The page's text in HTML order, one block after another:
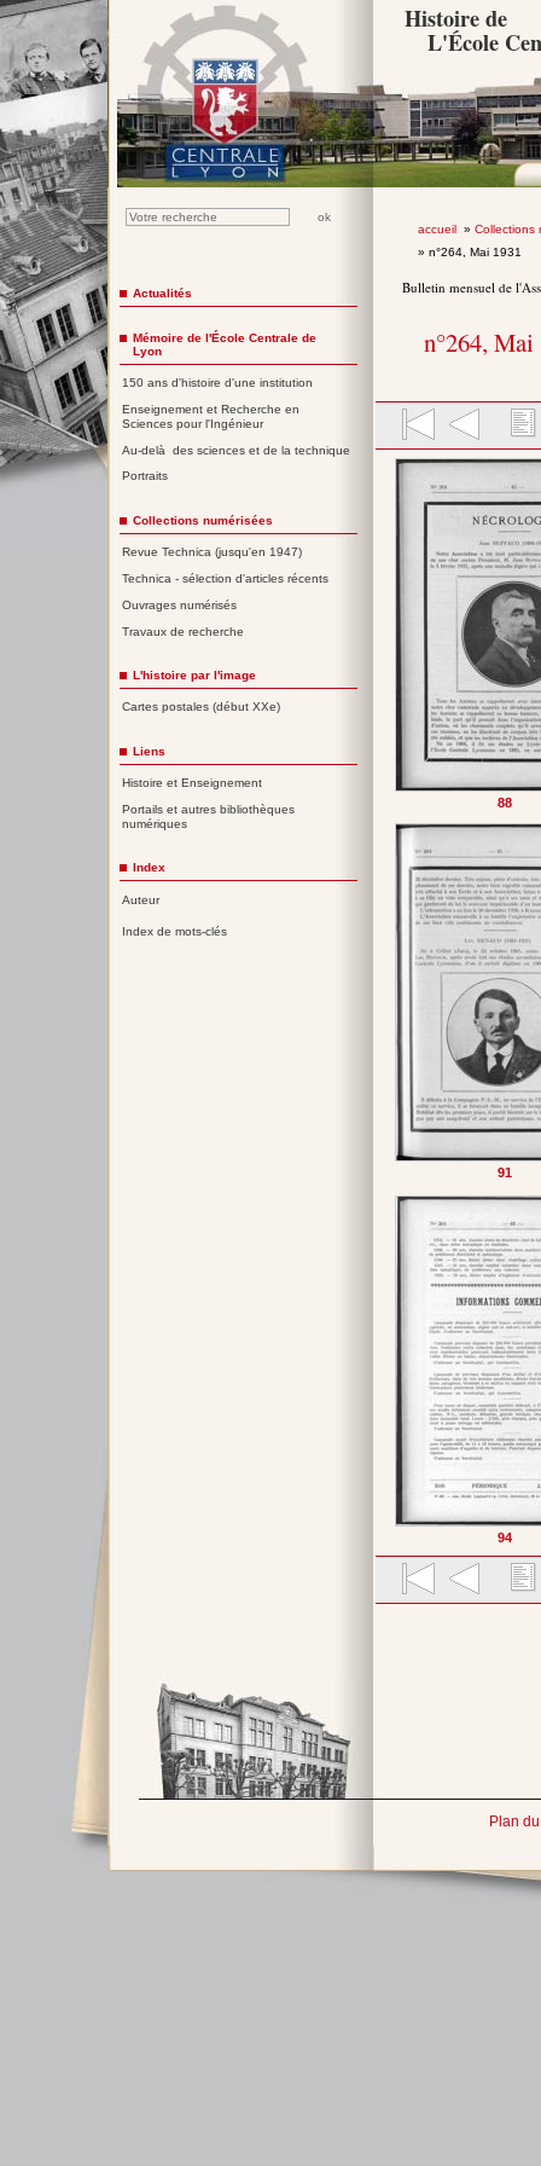
Histoire de
L'École
accueil» Collections
» n°264, Mai 1931
Bulletin mensuel de
n°264, Mai
88
91
94
Actualités
Mémoire de l'École Centrale de
Lyon
150 ans d'histoire d'une institution
Enseignement et Recherche en
Sciences pour l'Ingénieur
Au-delà des sciences et de la technique
Portraits
Collections numérisées
Revue Technica (jusqu'en 1947)
Technica - sélection d'articles récents
Ouvrages numérisés
Travaux de recherche
L'histoire par l'image
Cartes postales (début XXe)
Liens
Histoire et Enseignement
Portails et autres bibliothèques
numériques
Index
Auteur
Index de mots-clés
Plan